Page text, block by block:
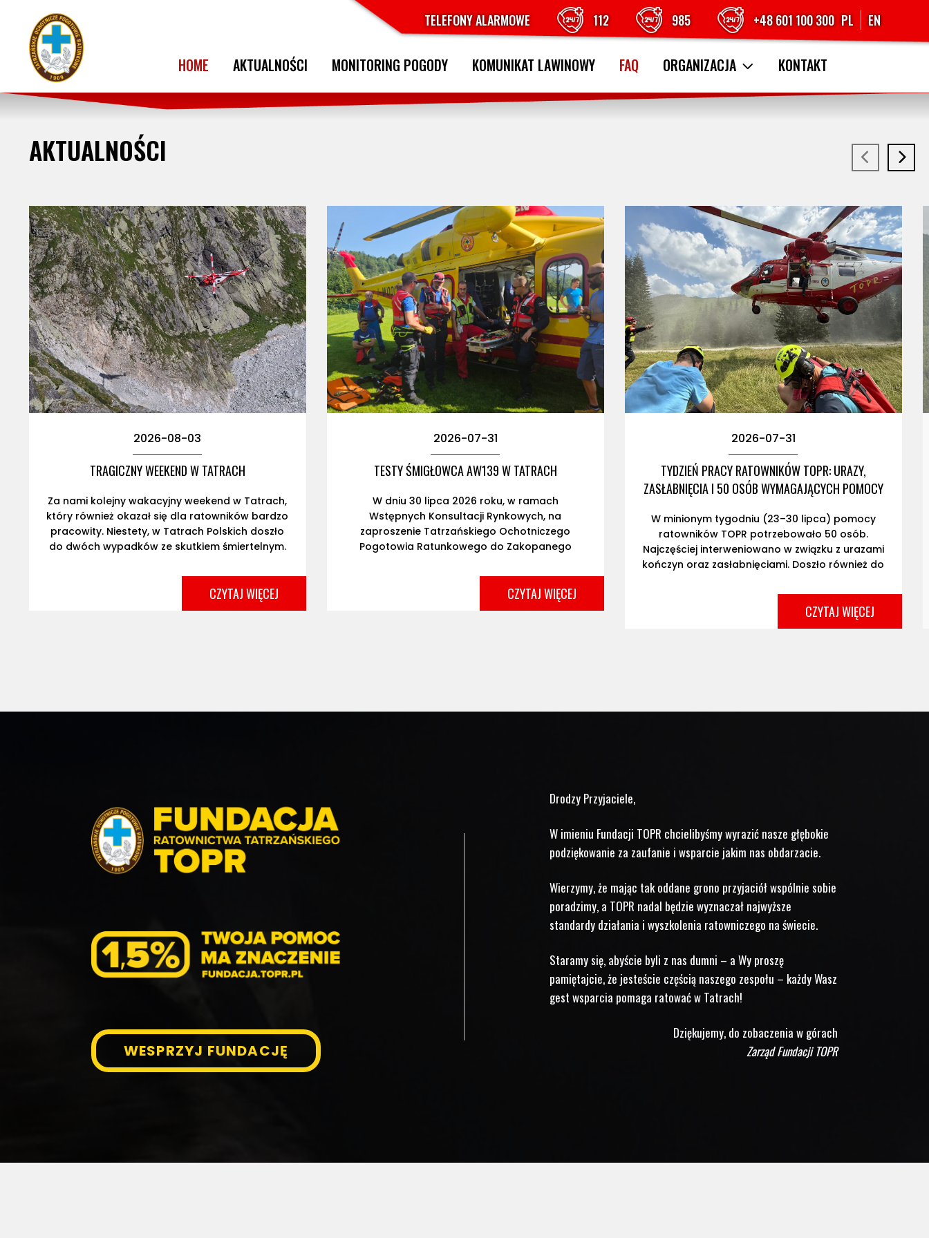
TELEFONY ALARMOWE 112 985 +48 601 100 300 PL EN
HOME AKTUALNOŚCI MONITORING POGODY KOMUNIKAT LAWINOWY FAQ ORGANIZACJA KONTAKT
MONITORING POGODY KOMUNIKAT TURYSTYCZNY TPN
AKTUALNOŚCI
TRAGICZNY WEEKEND W TATRACH
2026-08-03
Za nami kolejny wakacyjny weekend w Tatrach,
który również okazał się dla ratowników bardzo
pracowity. Niestety, w Tatrach Polskich doszło
do dwóch wypadków ze skutkiem śmiertelnym.
osób. Do poważniejszych zdarzeń doszło przed
południem na Pośrednim Granacie, gdzie
otwartego złamania palca doznała turystka z
TESTY ŚMIGŁOWCA AW139 W TATRACH
2026-07-31
W dniu 30 lipca 2026 roku, w ramach
Wstępnych Konsultacji Rynkowych, na
zaproszenie Tatrzańskiego Ochotniczego
Pogotowia Ratunkowego do Zakopanego
Konsultacje Rynkowe dotyczą planowanego
zakupu nowego śmigłowca ratowniczego i
prowadzone są zgodnie z przepisami ustawy
TYDZIEŃ PRACY RATOWNIKÓW TOPR: URAZY,
ZASŁABNIĘCIA I 50 OSÓB WYMAGAJĄCYCH POMOCY
2026-07-31
W minionym tygodniu (23–30 lipca) pomocy
ratowników TOPR potrzebowało 50 osób.
Najczęściej interweniowano w związku z urazami
kończyn oraz zasłabnięciami. Doszło również do
mimo szybkiego podjęcia działań ratunkowych
zmarł. 23.07 Do zakopiańskiego szpitala
przetransportowano kontuzjowanych turystów
WESPRZYJ FUNDACJĘ
Drodzy Przyjaciele,
W imieniu Fundacji TOPR chcielibyśmy wyrazić nasze głębokie
podziękowanie za zaufanie i wsparcie jakim nas obdarzacie.
Wierzymy, że mając tak oddane grono przyjaciół wspólnie sobie
poradzimy, a TOPR nadal będzie wyznaczał najwyższe
standardy działania i wyszkolenia ratowniczego na świecie.
Staramy się, abyście byli z nas dumni – a Wy proszę
pamiętajcie, że jesteście częścią naszego zespołu – każdy Wasz
gest wsparcia pomaga ratować w Tatrach!
Dziękujemy, do zobaczenia w górach
Zarząd Fundacji TOPR